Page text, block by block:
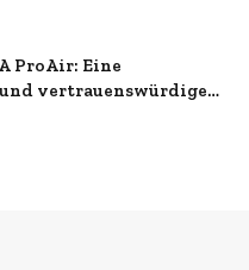
ProAir: Eine
vertrauenswürdige